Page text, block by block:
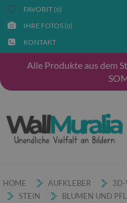
FAVORIT (0)
IHRE FOTOS (0)
KONTAKT
Alle Produkte aus dem
HOME AUFKLEBER
3D-
STEIN
BLUMEN UND